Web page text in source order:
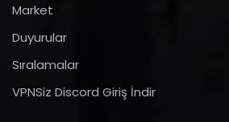
Market
Duyurular
Sıralamalar
VPNSiz Discord Giriş İndir